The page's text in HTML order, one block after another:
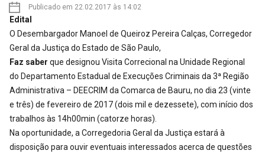
Publicado em 22.02.2017 às 14:02
Edital
O Desembargador Manoel de Queiroz Pereira Calças, Corregedor
Geral da Justiça do Estado de São Paulo,
Faz saber que designou Visita Correcional na Unidade Regional
do Departamento Estadual de Execuções Criminais da 3ª Região
Administrativa – DEECRIM da Comarca de Bauru, no dia 23 (vinte
e três) de fevereiro de 2017 (dois mil e dezessete), com início dos
trabalhos às 14h00min (catorze horas).
Na oportunidade, a Corregedoria Geral da Justiça estará à
disposição para ouvir eventuais interessados acerca de questões